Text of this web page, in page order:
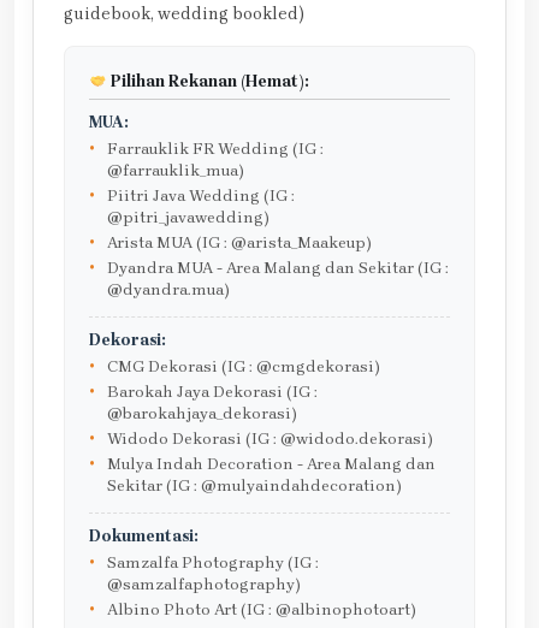
guidebook, wedding bookled)
Pilihan Rekanan (Hemat):
MUA:
Farrauklik FR Wedding (IG :
@farrauklik_mua)
Piitri Java Wedding (IG :
@pitri_javawedding)
Arista MUA (IG : @arista_Maakeup)
Dyandra MUA - Area Malang dan Sekitar (IG :
@dyandra.mua)
Dekorasi:
CMG Dekorasi (IG : @cmgdekorasi)
Barokah Jaya Dekorasi (IG :
@barokahjaya_dekorasi)
Widodo Dekorasi (IG : @widodo.dekorasi)
Mulya Indah Decoration - Area Malang dan
Sekitar (IG : @mulyaindahdecoration)
Dokumentasi:
Samzalfa Photography (IG :
@samzalfaphotography)
Albino Photo Art (IG : @albinophotoart)